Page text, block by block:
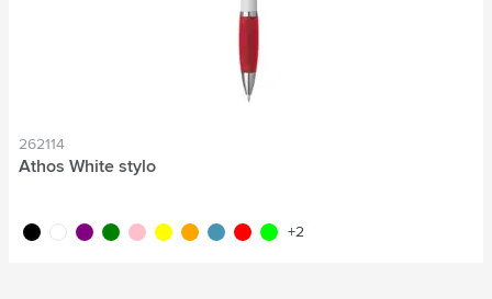
262114
Athos White stylo
noir blancpourpre
vert rose jauneorangebleu clair
rougelime +2